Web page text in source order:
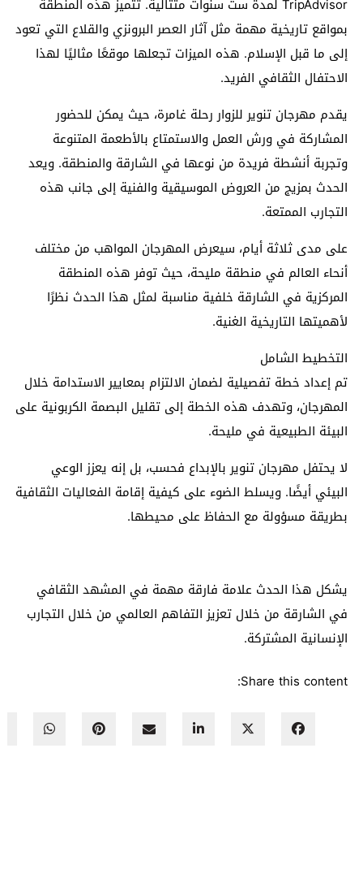
TripAdvisor لمدة ست سنوات متتالية. تتميز هذه المنطقة
بمواقع تاريخية مهمة مثل آثار العصر البرونزي والقلاع التي تعود
إلى ما قبل الإسلام. هذه الميزات تجعلها موقعًا مثاليًا لهذا
الاحتفال الثقافي الفريد.
يقدم مهرجان تنوير للزوار رحلة غامرة، حيث يمكن للحضور
المشاركة في ورش العمل والاستمتاع بالأطعمة المتنوعة
وتجربة أنشطة فريدة من نوعها في الشارقة والمنطقة. ويعد
الحدث بمزيج من العروض الموسيقية والفنية إلى جانب هذه
التجارب الممتعة.
على مدى ثلاثة أيام، سيعرض المهرجان المواهب من مختلف
أنحاء العالم في منطقة مليحة، حيث توفر هذه المنطقة
المركزية في الشارقة خلفية مناسبة لمثل هذا الحدث نظرًا
لأهميتها التاريخية الغنية.
التخطيط الشامل
تم إعداد خطة تفصيلية لضمان الالتزام بمعايير الاستدامة خلال
المهرجان، وتهدف هذه الخطة إلى تقليل البصمة الكربونية على
البيئة الطبيعية في مليحة.
لا يحتفل مهرجان تنوير بالإبداع فحسب، بل إنه يعزز الوعي
البيئي أيضًا. ويسلط الضوء على كيفية إقامة الفعاليات الثقافية
بطريقة مسؤولة مع الحفاظ على محيطها.
يشكل هذا الحدث علامة فارقة مهمة في المشهد الثقافي
في الشارقة من خلال تعزيز التفاهم العالمي من خلال التجارب
الإنسانية المشتركة.
Share this content: